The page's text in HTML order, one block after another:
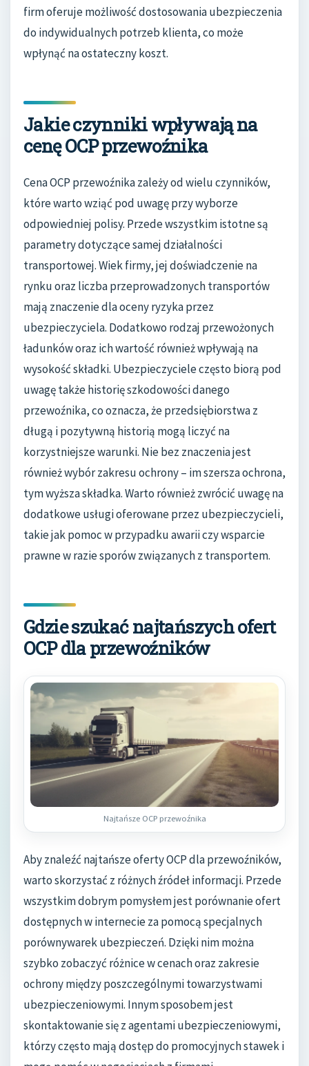
firm oferuje możliwość dostosowania ubezpieczenia
do indywidualnych potrzeb klienta, co może
wpłynąć na ostateczny koszt.
Jakie czynniki wpływają na
cenę OCP przewoźnika
Cena OCP przewoźnika zależy od wielu czynników,
które warto wziąć pod uwagę przy wyborze
odpowiedniej polisy. Przede wszystkim istotne są
parametry dotyczące samej działalności
transportowej. Wiek firmy, jej doświadczenie na
rynku oraz liczba przeprowadzonych transportów
mają znaczenie dla oceny ryzyka przez
ubezpieczyciela. Dodatkowo rodzaj przewożonych
ładunków oraz ich wartość również wpływają na
wysokość składki. Ubezpieczyciele często biorą pod
uwagę także historię szkodowości danego
przewoźnika, co oznacza, że przedsiębiorstwa z
długą i pozytywną historią mogą liczyć na
korzystniejsze warunki. Nie bez znaczenia jest
również wybór zakresu ochrony – im szersza ochrona,
tym wyższa składka. Warto również zwrócić uwagę na
dodatkowe usługi oferowane przez ubezpieczycieli,
takie jak pomoc w przypadku awarii czy wsparcie
prawne w razie sporów związanych z transportem.
Gdzie szukać najtańszych ofert
OCP dla przewoźników
Najtańsze OCP przewoźnika
Aby znaleźć najtańsze oferty OCP dla przewoźników,
warto skorzystać z różnych źródeł informacji. Przede
wszystkim dobrym pomysłem jest porównanie ofert
dostępnych w internecie za pomocą specjalnych
porównywarek ubezpieczeń. Dzięki nim można
szybko zobaczyć różnice w cenach oraz zakresie
ochrony między poszczególnymi towarzystwami
ubezpieczeniowymi. Innym sposobem jest
skontaktowanie się z agentami ubezpieczeniowymi,
którzy często mają dostęp do promocyjnych stawek i